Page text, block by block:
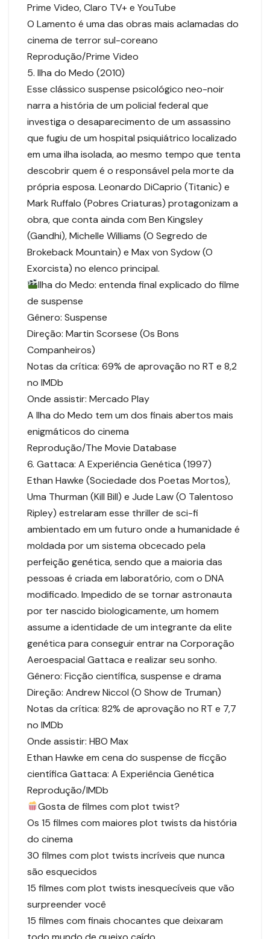
Prime Video, Claro TV+ e YouTube
O Lamento é uma das obras mais aclamadas do
cinema de terror sul-coreano
Reprodução/Prime Video
5. Ilha do Medo (2010)
Esse clássico suspense psicológico neo-noir
narra a história de um policial federal que
investiga o desaparecimento de um assassino
que fugiu de um hospital psiquiátrico localizado
em uma ilha isolada, ao mesmo tempo que tenta
descobrir quem é o responsável pela morte da
própria esposa. Leonardo DiCaprio (Titanic) e
Mark Ruffalo (Pobres Criaturas) protagonizam a
obra, que conta ainda com Ben Kingsley
(Gandhi), Michelle Williams (O Segredo de
Brokeback Mountain) e Max von Sydow (O
Exorcista) no elenco principal.
Ilha do Medo: entenda final explicado do filme
de suspense
Gênero: Suspense
Direção: Martin Scorsese (Os Bons
Companheiros)
Notas da crítica: 69% de aprovação no RT e 8,2
no IMDb
Onde assistir: Mercado Play
A Ilha do Medo tem um dos finais abertos mais
enigmáticos do cinema
Reprodução/The Movie Database
6. Gattaca: A Experiência Genética (1997)
Ethan Hawke (Sociedade dos Poetas Mortos),
Uma Thurman (Kill Bill) e Jude Law (O Talentoso
Ripley) estrelaram esse thriller de sci-fi
ambientado em um futuro onde a humanidade é
moldada por um sistema obcecado pela
perfeição genética, sendo que a maioria das
pessoas é criada em laboratório, com o DNA
modificado. Impedido de se tornar astronauta
por ter nascido biologicamente, um homem
assume a identidade de um integrante da elite
genética para conseguir entrar na Corporação
Aeroespacial Gattaca e realizar seu sonho.
Gênero: Ficção científica, suspense e drama
Direção: Andrew Niccol (O Show de Truman)
Notas da crítica: 82% de aprovação no RT e 7,7
no IMDb
Onde assistir: HBO Max
Ethan Hawke em cena do suspense de ficção
científica Gattaca: A Experiência Genética
Reprodução/IMDb
Gosta de filmes com plot twist?
Os 15 filmes com maiores plot twists da história
do cinema
30 filmes com plot twists incríveis que nunca
são esquecidos
15 filmes com plot twists inesquecíveis que vão
surpreender você
15 filmes com finais chocantes que deixaram